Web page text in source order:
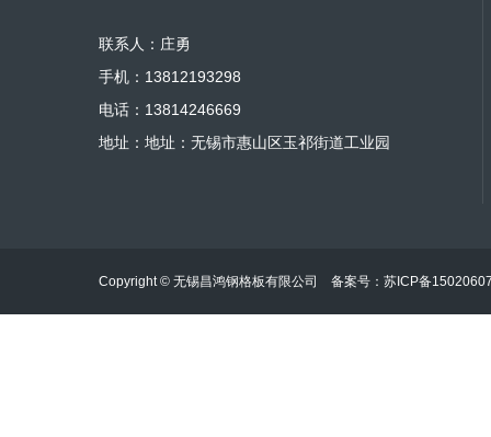
联系人：庄勇
手机：13812193298
电话：13814246669
地址：地址：无锡市惠山区玉祁街道工业园
Copyright © 无锡昌鸿钢格板有限公司 备案号： 苏ICP备